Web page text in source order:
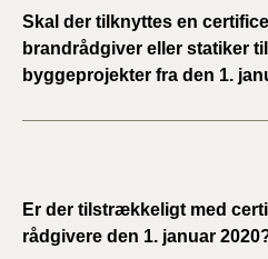
Skal der tilknyttes en
brandrådgiver eller statiker
byggeprojekter fra den 1.
Er der tilstrækkeligt med
rådgivere den 1. januar